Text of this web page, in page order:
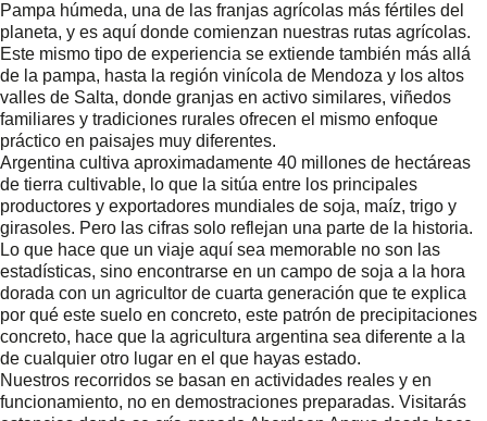
Pampa húmeda, una de las franjas agrícolas más fértiles del
planeta, y es aquí donde comienzan nuestras rutas agrícolas.
Este mismo tipo de experiencia se extiende también más allá
de la pampa, hasta la región vinícola de Mendoza y los altos
valles de Salta, donde granjas en activo similares, viñedos
familiares y tradiciones rurales ofrecen el mismo enfoque
práctico en paisajes muy diferentes.
Argentina cultiva aproximadamente 40 millones de hectáreas
de tierra cultivable, lo que la sitúa entre los principales
productores y exportadores mundiales de soja, maíz, trigo y
girasoles. Pero las cifras solo reflejan una parte de la historia.
Lo que hace que un viaje aquí sea memorable no son las
estadísticas, sino encontrarse en un campo de soja a la hora
dorada con un agricultor de cuarta generación que te explica
por qué este suelo en concreto, este patrón de precipitaciones
concreto, hace que la agricultura argentina sea diferente a la
de cualquier otro lugar en el que hayas estado.
Nuestros recorridos se basan en actividades reales y en
funcionamiento, no en demostraciones preparadas. Visitarás